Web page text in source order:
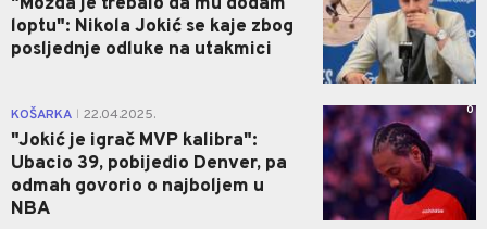
loptu": Nikola Jokić se kaje zbog
posljednje odluke na utakmici
KOŠARKA 22.04.2025.
"Jokić je igrač MVP kalibra":
Ubacio 39, pobijedio Denver, pa
odmah govorio o najboljem u
NBA
0